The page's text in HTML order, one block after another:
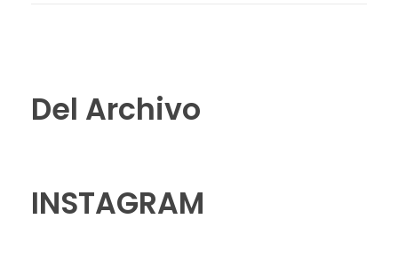
Del Archivo
INSTAGRAM